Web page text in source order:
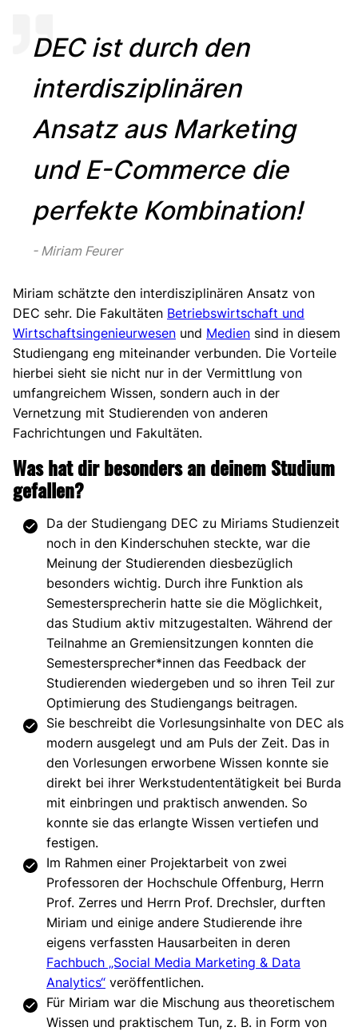
DEC ist durch den
interdisziplinären
Ansatz aus Marketing
und E-Commerce die
perfekte Kombination!
Miriam Feurer
Miriam schätzte den interdisziplinären Ansatz von
DEC sehr. Die Fakultäten Betriebswirtschaft und
Wirtschaftsingenieurwesen und Medien sind in diesem
Studiengang eng miteinander verbunden. Die Vorteile
hierbei sieht sie nicht nur in der Vermittlung von
umfangreichem Wissen, sondern auch in der
Vernetzung mit Studierenden von anderen
Fachrichtungen und Fakultäten.
Was hat dir besonders an deinem Studium
gefallen?
Da der Studiengang DEC zu Miriams Studienzeit
noch in den Kinderschuhen steckte, war die
Meinung der Studierenden diesbezüglich
besonders wichtig. Durch ihre Funktion als
Semestersprecherin hatte sie die Möglichkeit,
das Studium aktiv mitzugestalten. Während der
Teilnahme an Gremiensitzungen konnten die
Semestersprecher*innen das Feedback der
Studierenden wiedergeben und so ihren Teil zur
Optimierung des Studiengangs beitragen.
Sie beschreibt die Vorlesungsinhalte von DEC als
modern ausgelegt und am Puls der Zeit. Das in
den Vorlesungen erworbene Wissen konnte sie
direkt bei ihrer Werkstudententätigkeit bei Burda
mit einbringen und praktisch anwenden. So
konnte sie das erlangte Wissen vertiefen und
festigen.
Im Rahmen einer Projektarbeit von zwei
Professoren der Hochschule Offenburg, Herrn
Prof. Zerres und Herrn Prof. Drechsler, durften
Miriam und einige andere Studierende ihre
eigens verfassten Hausarbeiten in deren
Fachbuch „Social Media Marketing & Data
Analytics“ veröffentlichen.
Für Miriam war die Mischung aus theoretischem
Wissen und praktischem Tun, z. B. in Form von